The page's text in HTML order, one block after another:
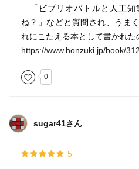
「ビブリオバトルと人工知
ね？」などと質問され、うま
れにこたえる本として書かれた
https://www.honzuki.jp/book/
0
sugar41さん
5